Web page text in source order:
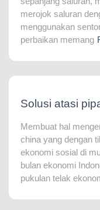
merojok saluran
menggunakan
perbaikan memang
Solusi atasi
Membuat hal
china yang dengan
ekonomi sosial di
bulan ekonomi
pukulan telak